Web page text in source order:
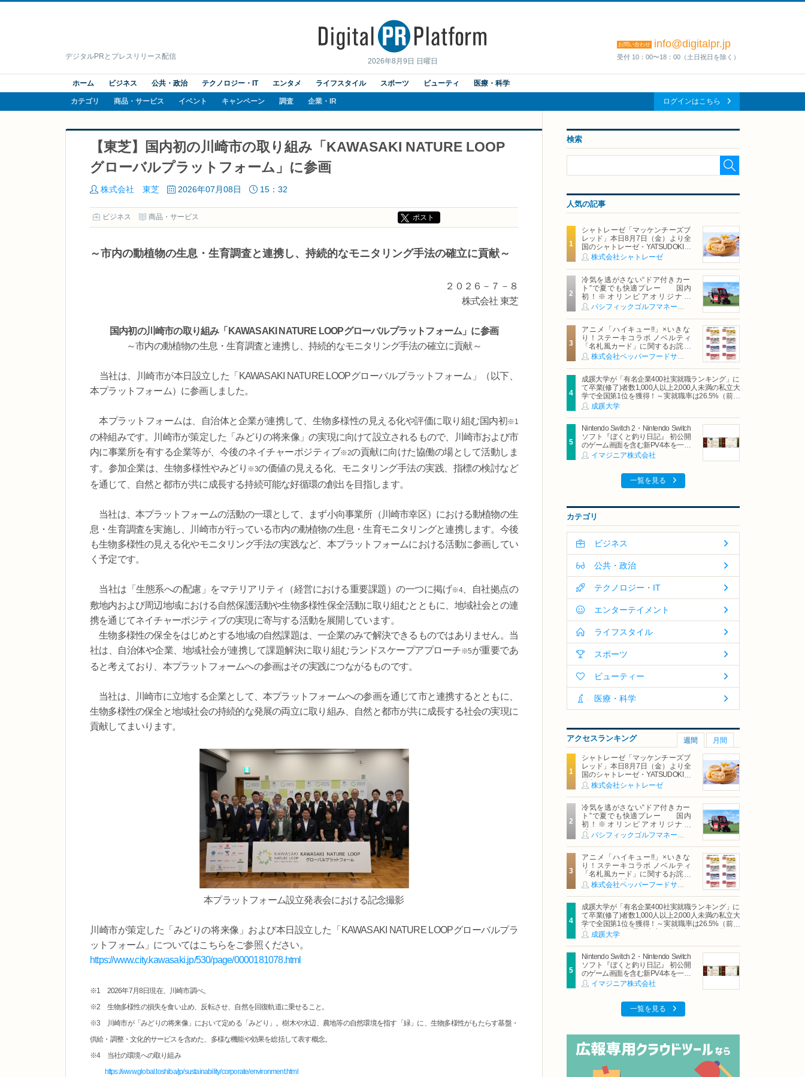
2026年8月9日 日曜日
デジタルPRとプレスリリース配信
お問い合わせ info@digitalpr.jp
受付 10：00〜18：00（土日祝日を除く）
ホーム ビジネス 公共・政治 テクノロジー・IT エンタメ ライフスタイル スポーツ ビューティ 医療・科学
カテゴリ 商品・サービス イベント キャンペーン 調査 企業・IR ログインはこちら
【東芝】国内初の川崎市の取り組み「KAWASAKI NATURE LOOP
グローバルプラットフォーム」に参画
株式会社 東芝 2026年07月08日 15：32
ビジネス 商品・サービス ポスト
～市内の動植物の生息・生育調査と連携し、持続的なモニタリング手法の確立に貢献～
２０２６－７－８
株式会社 東芝
国内初の川崎市の取り組み「KAWASAKI NATURE LOOPグローバルプラットフォーム」に参画
～市内の動植物の生息・生育調査と連携し、持続的なモニタリング手法の確立に貢献～
当社は、川崎市が本日設立した「KAWASAKI NATURE LOOPグローバルプラットフォーム」（以下、
本プラットフォーム）に参画しました。
本プラットフォームは、自治体と企業が連携して、生物多様性の見える化や評価に取り組む国内初※1
の枠組みです。川崎市が策定した「みどりの将来像」の実現に向けて設立されるもので、川崎市および市
内に事業所を有する企業等が、今後のネイチャーポジティブ※2の貢献に向けた協働の場として活動しま
す。参加企業は、生物多様性やみどり ※3の価値の見える化、モニタリング手法の実践、指標の検討など
を通じて、自然と都市が共に成長する持続可能な好循環の創出を目指します。
当社は、本プラットフォームの活動の一環として、まず小向事業所（川崎市幸区）における動植物の生
息・生育調査を実施し、川崎市が行っている市内の動植物の生息・生育モニタリングと連携します。今後
も生物多様性の見える化やモニタリング手法の実践など、本プラットフォームにおける活動に参画してい
く予定です。
当社は「生態系への配慮」をマテリアリティ（経営における重要課題）の一つに掲げ※4、自社拠点の
敷地内および周辺地域における自然保護活動や生物多様性保全活動に取り組むとともに、地域社会との連
携を通じてネイチャーポジティブの実現に寄与する活動を展開しています。
生物多様性の保全をはじめとする地域の自然課題は、一企業のみで解決できるものではありません。当
社は、自治体や企業、地域社会が連携して課題解決に取り組むランドスケープアプローチ※5が重要であ
ると考えており、本プラットフォームへの参画はその実践につながるものです。
当社は、川崎市に立地する企業として、本プラットフォームへの参画を通じて市と連携するとともに、
生物多様性の保全と地域社会の持続的な発展の両立に取り組み、自然と都市が共に成長する社会の実現に
貢献してまいります。
本プラットフォーム設立発表会における記念撮影
川崎市が策定した「みどりの将来像」および本日設立した「KAWASAKI NATURE LOOPグローバルプラ
ットフォーム」についてはこちらをご参照ください。
https://www.city.kawasaki.jp/530/page/0000181078.html
※1 2026年7月8日現在、川崎市調べ。
※2 生物多様性の損失を食い止め、反転させ、自然を回復軌道に乗せること。
※3 川崎市が「みどりの将来像」において定める「みどり」。樹木や水辺、農地等の自然環境を指す「緑」に、生物多様性がもたらす基盤・
供給・調整・文化的サービスを含めた、多様な機能や効果を総括して表す概念。
※4 当社の環境への取り組み
https://www.global.toshiba/jp/sustainability/corporate/environment.html
検索
人気の記事
シャトレーゼ「マッケンチーズブ
レッド」本日8月7日（金）より全
国のシャトレーゼ・YATSUDOKIで
発売株式会社シャトレーゼ
冷気を逃がさない“ドア付きカー
ト”で夏でも快適プレー 国内
初！※オリンピアオリジナル
「AirCon Cart（エアコンカー
ト）」導入 | ＰＧＭ
アニメ「ハイキュー!!」×いきな
り！ステーキコラボ ノベルティ
「名札風カード」に関するお詫び
および交換対応についてのご案内
成蹊大学が「有名企業400社実就職ランキング」に
て卒業(修了)者数1,000人以上2,000人未満の私立大
学で全国第1位を獲得！～実就職率は26.5%（前年
比＋4.3pt）に伸長、東京の私立大学でも10位にラ
ンクイン～
成蹊大学
Nintendo Switch 2・Nintendo Switch
ソフト『ぼくと釣り日記』 初公開
のゲーム画面を含む新PV4本を一挙
公開！イマジニア株式会社
一覧を見る
カテゴリ
ビジネス
公共・政治
テクノロジー・IT
エンターテイメント
ライフスタイル
スポーツ
ビューティー
医療・科学
アクセスランキング 週間 月間
シャトレーゼ「マッケンチーズブ
レッド」本日8月7日（金）より全
国のシャトレーゼ・YATSUDOKIで
発売株式会社シャトレーゼ
冷気を逃がさない“ドア付きカー
ト”で夏でも快適プレー 国内
初！※オリンピアオリジナル
「AirCon Cart（エアコンカー
ト）」導入 | ＰＧＭ
アニメ「ハイキュー!!」×いきな
り！ステーキコラボ ノベルティ
「名札風カード」に関するお詫び
および交換対応についてのご案内
成蹊大学が「有名企業400社実就職ランキング」に
て卒業(修了)者数1,000人以上2,000人未満の私立大
学で全国第1位を獲得！～実就職率は26.5%（前年
比＋4.3pt）に伸長、東京の私立大学でも10位にラ
ンクイン～
成蹊大学
Nintendo Switch 2・Nintendo Switch
ソフト『ぼくと釣り日記』 初公開
のゲーム画面を含む新PV4本を一挙
公開！イマジニア株式会社
一覧を見る